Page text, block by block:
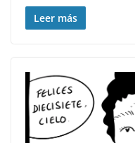
Leer más